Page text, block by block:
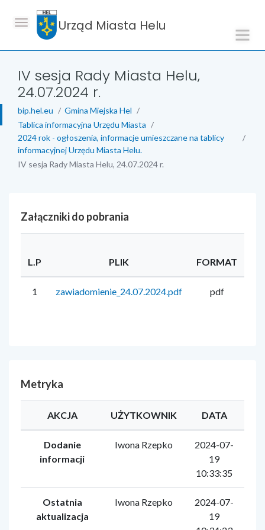
Urząd Miasta Helu
IV sesja Rady Miasta Helu,
24.07.2024 r.
bip.hel.eu
Gmina Miejska Hel
Tablica informacyjna Urzędu Miasta
2024 rok - ogłoszenia, informacje umieszczane na tablicy
informacyjnej Urzędu Miasta Helu.
IV sesja Rady Miasta Helu, 24.07.2024 r.
Załączniki do pobrania
L.P PLIK FORMAT
1 zawiadomienie_24.07.2024.pdf pdf
Metryka
AKCJA UŻYTKOWNIK DATA
Dodanie
informacji
Iwona Rzepko
2024-07-
19
10:33:35
Ostatnia
aktualizacja
Iwona Rzepko
2024-07-
19